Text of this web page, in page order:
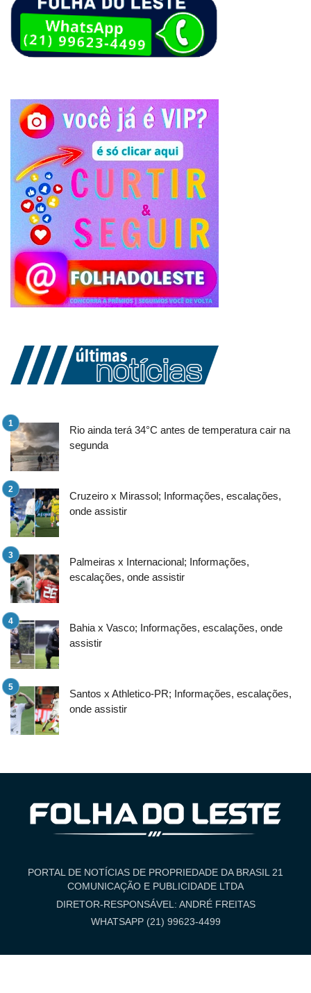
Rio ainda terá 34°C antes de temperatura cair na
segunda
Cruzeiro x Mirassol; Informações, escalações,
onde assistir
Palmeiras x Internacional; Informações,
escalações, onde assistir
Bahia x Vasco; Informações, escalações, onde
assistir
Santos x Athletico-PR; Informações, escalações,
onde assistir
PORTAL DE NOTÍCIAS DE PROPRIEDADE DA BRASIL 21
COMUNICAÇÃO E PUBLICIDADE LTDA
DIRETOR-RESPONSÁVEL: ANDRÉ FREITAS
WHATSAPP (21) 99623-4499